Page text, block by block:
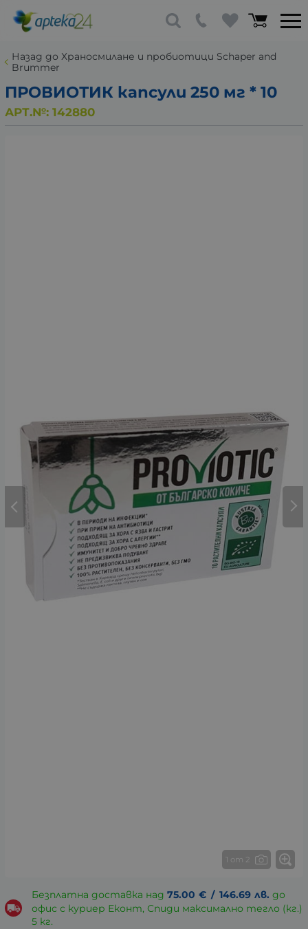
Назад до Храносмилане и пробиотици Schaper and
Brummer
ПРОВИОТИК капсули 250 мг * 10
АРТ.№: 142880
1 от 2
Безплатна доставка над 75.00 € / 146.69 лв. до
офис с куриер Еконт, Спиди максимално тегло (кг.)
5 кг.